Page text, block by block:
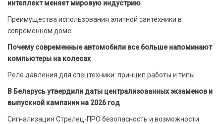
интеллект меняет мировую индустрию
Преимущества использования элитной сантехники в
современном доме
Почему современные автомобили все больше напоминают
компьютеры на колесах
Реле давления для спецтехники: принцип работы и типы
В Беларусь утвердили даты централизованных экзаменов и
выпускной кампании на 2026 год
Сигнализация Стрелец-ПРО безопасность и возможности